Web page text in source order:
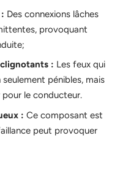
Des connexions lâches
provoquant
: Les feux qui
pénibles, mais
le conducteur.
: Ce composant est
peut provoquer